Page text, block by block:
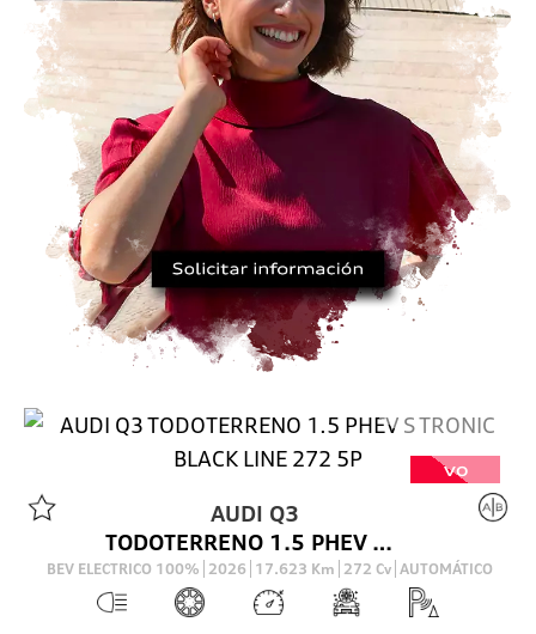
VO
AUDI Q3
TODOTERRENO 1.5 PHEV S TRONIC BLACK LINE 272 5P
BEV ELECTRICO 100% 2026 17.623 Km 272 Cv AUTOMÁTICO